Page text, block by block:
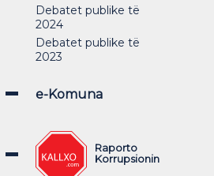
Debatet publike të
2024
Debatet publike të
2023
e-Komuna
Raporto
Korrupsionin